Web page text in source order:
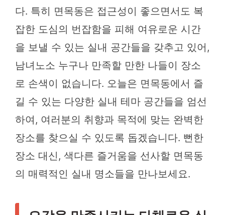
다. 특히 면목동은 접근성이 좋으면서도 복
잡한 도심의 번잡함을 피해 여유로운 시간
을 보낼 수 있는 실내 공간들을 갖추고 있어,
남녀노소 누구나 만족할 만한 나들이 장소
로 손색이 없습니다. 오늘은 면목동에서 즐
길 수 있는 다양한 실내 테마 공간들을 엄선
하여, 여러분의 취향과 목적에 맞는 완벽한
장소를 찾으실 수 있도록 돕겠습니다. 뻔한
장소 대신, 색다른 즐거움을 선사할 면목동
의 매력적인 실내 명소들을 만나보세요.